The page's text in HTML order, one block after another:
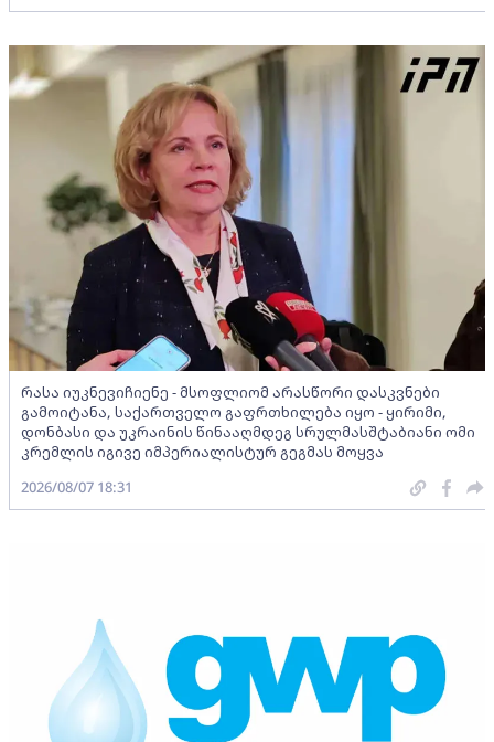
რასა იუკნევიჩიენე - მსოფლიომ არასწორი დასკვნები
გამოიტანა, საქართველო გაფრთხილება იყო - ყირიმი,
დონბასი და უკრაინის წინააღმდეგ სრულმასშტაბიანი ომი
კრემლის იგივე იმპერიალისტურ გეგმას მოყვა
2026/08/07 18:31